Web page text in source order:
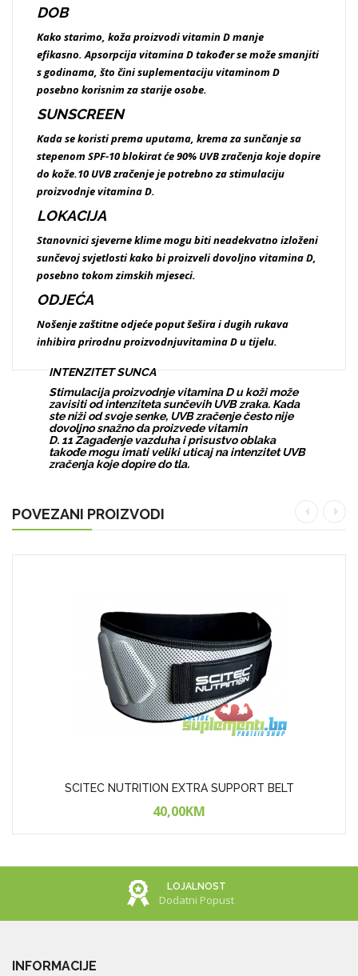
DOB
Kako starimo, koža proizvodi vitamin D manje
efikasno. Apsorpcija vitamina D također se može smanjiti
s godinama, što čini suplementaciju vitaminom D
posebno korisnim za starije osobe.
SUNSCREEN
Kada se koristi prema uputama, krema za sunčanje sa
stepenom SPF-10 blokirat će 90% UVB zračenja koje dopire
do kože.10 UVB zračenje je potrebno za stimulaciju
proizvodnje vitamina D.
LOKACIJA
Stanovnici sjeverne klime mogu biti neadekvatno izloženi
sunčevoj svjetlosti kako bi proizveli dovoljno vitamina D,
posebno tokom zimskih mjeseci.
ODJEĆA
Nošenje zaštitne odjeće poput šešira i dugih rukava
inhibira prirodnu proizvodnjuvitamina D u tijelu.
INTENZITET SUNCA
Stimulacija proizvodnje vitamina D u koži može
zavisiti od intenziteta sunčevih UVB zraka. Kada
ste niži od svoje senke, UVB zračenje često nije
dovoljno snažno da proizvede vitamin
D. 11 Zagađenje vazduha i prisustvo oblaka
takođe mogu imati veliki uticaj na intenzitet UVB
zračenja koje dopire do tla.
POVEZANI PROIZVODI
SCITEC NUTRITION EXTRA SUPPORT BELT
40,00KM
LOJALNOST
Dodatni Popust
INFORMACIJE